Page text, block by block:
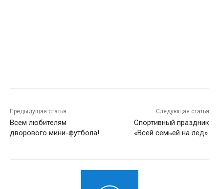
Предыдущая статья
Всем любителям
дворового мини-футбола!
Следующая статья
Спортивный праздник
«Всей семьей на лед».